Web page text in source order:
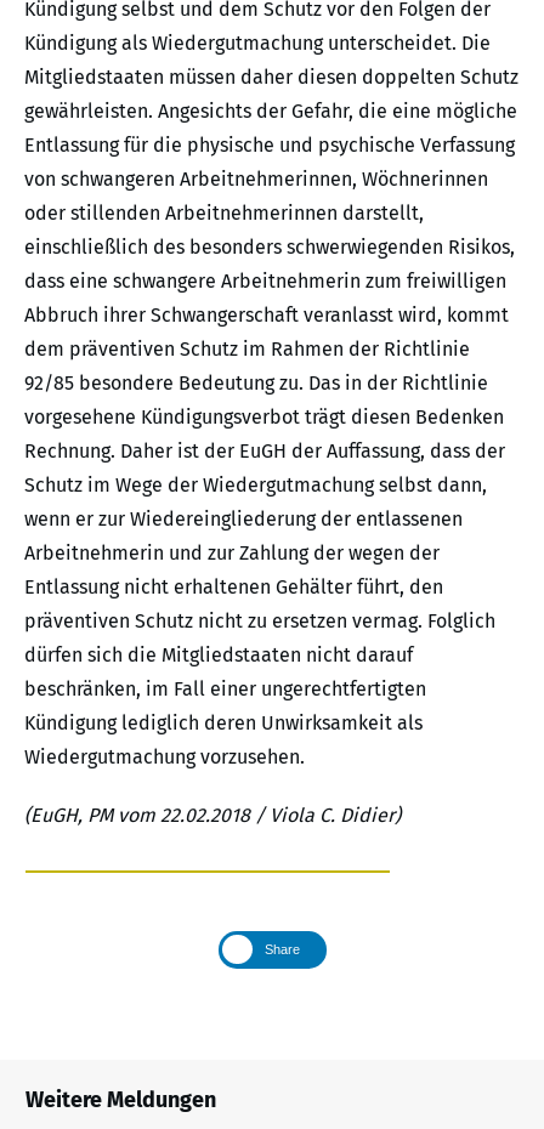
Kündigung selbst und dem Schutz vor den Folgen der
Kündigung als Wiedergutmachung unterscheidet. Die
Mitgliedstaaten müssen daher diesen doppelten Schutz
gewährleisten. Angesichts der Gefahr, die eine mögliche
Entlassung für die physische und psychische Verfassung
von schwangeren Arbeitnehmerinnen, Wöchnerinnen
oder stillenden Arbeitnehmerinnen darstellt,
einschließlich des besonders schwerwiegenden Risikos,
dass eine schwangere Arbeitnehmerin zum freiwilligen
Abbruch ihrer Schwangerschaft veranlasst wird, kommt
dem präventiven Schutz im Rahmen der Richtlinie
92/85 besondere Bedeutung zu. Das in der Richtlinie
vorgesehene Kündigungsverbot trägt diesen Bedenken
Rechnung. Daher ist der EuGH der Auffassung, dass der
Schutz im Wege der Wiedergutmachung selbst dann,
wenn er zur Wiedereingliederung der entlassenen
Arbeitnehmerin und zur Zahlung der wegen der
Entlassung nicht erhaltenen Gehälter führt, den
präventiven Schutz nicht zu ersetzen vermag. Folglich
dürfen sich die Mitgliedstaaten nicht darauf
beschränken, im Fall einer ungerechtfertigten
Kündigung lediglich deren Unwirksamkeit als
Wiedergutmachung vorzusehen.
(EuGH, PM vom 22.02.2018 / Viola C. Didier)
Share
Weitere Meldungen